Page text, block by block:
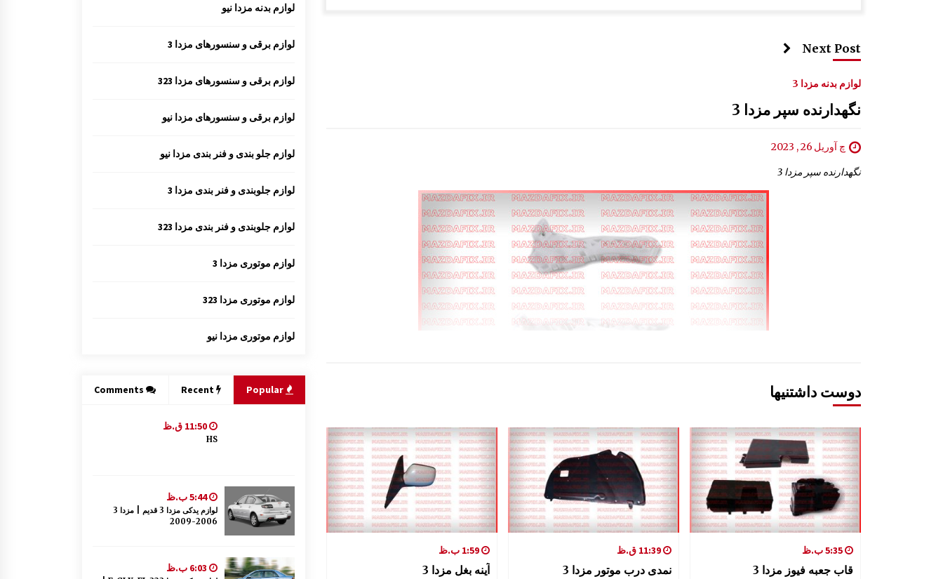
Next Post
لوازم بدنه مزدا 3
نگهدارنده سپر مزدا 3
چ آوریل 26 , 2023
نگهدارنده سپر مزدا 3
دوست داشتنیها
قاب جعبه فیوز مزدا 3
11:39 ق.ظ
نمدی درب موتور مزدا 3
1:59 ب.ظ
آینه بغل مزدا 3
لوازم بدنه مزدا نیو
لوازم برقی و سنسورهای مزدا 3
لوازم برقی و سنسورهای مزدا 323
لوازم برقی و سنسورهای مزدا نیو
لوازم جلو بندی و فنر بندی مزدا نیو
لوازم جلوبندی و فنر بندی مزدا 3
لوازم جلوبندی و فنر بندی مزدا 323
لوازم موتوری مزدا 3
لوازم موتوری مزدا 323
لوازم موتوری مزدا نیو
Popular
Recent
Comments
HS
5:44 ب.ظ
لوازم یدکی مزدا 3 قدیم | مزدا 3
2006-2009